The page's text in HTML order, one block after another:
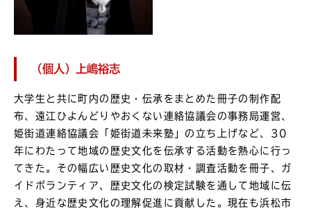
（個人）上嶋裕志
大学生と共に町内の歴史・伝承をまとめた冊子の制作配
布、遠江ひよんどりやおくない連絡協議会の事務局運営、
姫街道連絡協議会「姫街道未来塾」の立ち上げなど、30
年にわたって地域の歴史文化を伝承する活動を熱心に行っ
てきた。その幅広い歴史文化の取材・調査活動を冊子、ガ
イドボランティア、歴史文化の検定試験を通して地域に伝
え、身近な歴史文化の理解促進に貢献した。現在も浜松市